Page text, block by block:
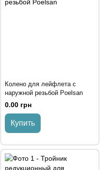
Колено для лейфлета с
наружной резьбой Poelsan
0.00 грн
Купить